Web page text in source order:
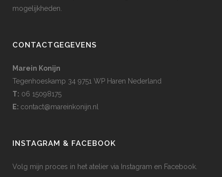
mogelijkheden.
CONTACTGEGEVENS
Marein Konijn
Tegenhoeskamp 34 9751 WP Haren Nederland
T: 06 15098175
E: contact@mareinkonijn.nl
INSTAGRAM & FACEBOOK
Volg mijn proces in het atelier via Instagram en Facebook.